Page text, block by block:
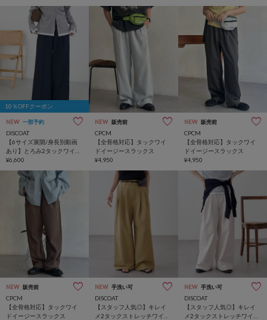
10％OFFクーポン
NEW 一部予約
DISCOAT
【6サイズ展開/身長別動画
あり】とろみ2タックワイド
パンツ《WEB限定カラーあ
¥6,600
NEW 販売前
CPCM
【全骨格対応】タックワイ
ドイージースラックス
¥4,950
NEW 販売前
CPCM
【全骨格対応】タックワイ
ドイージースラックス
¥4,950
NEW 販売前
CPCM
【全骨格対応】タックワイ
ドイージースラックス
NEW 手洗い可
DISCOAT
【スタッフ人気◎】キレイ
メ2タックストレッチワイド
NEW 手洗い可
DISCOAT
【スタッフ人気◎】キレイ
メ2タックストレッチワイド